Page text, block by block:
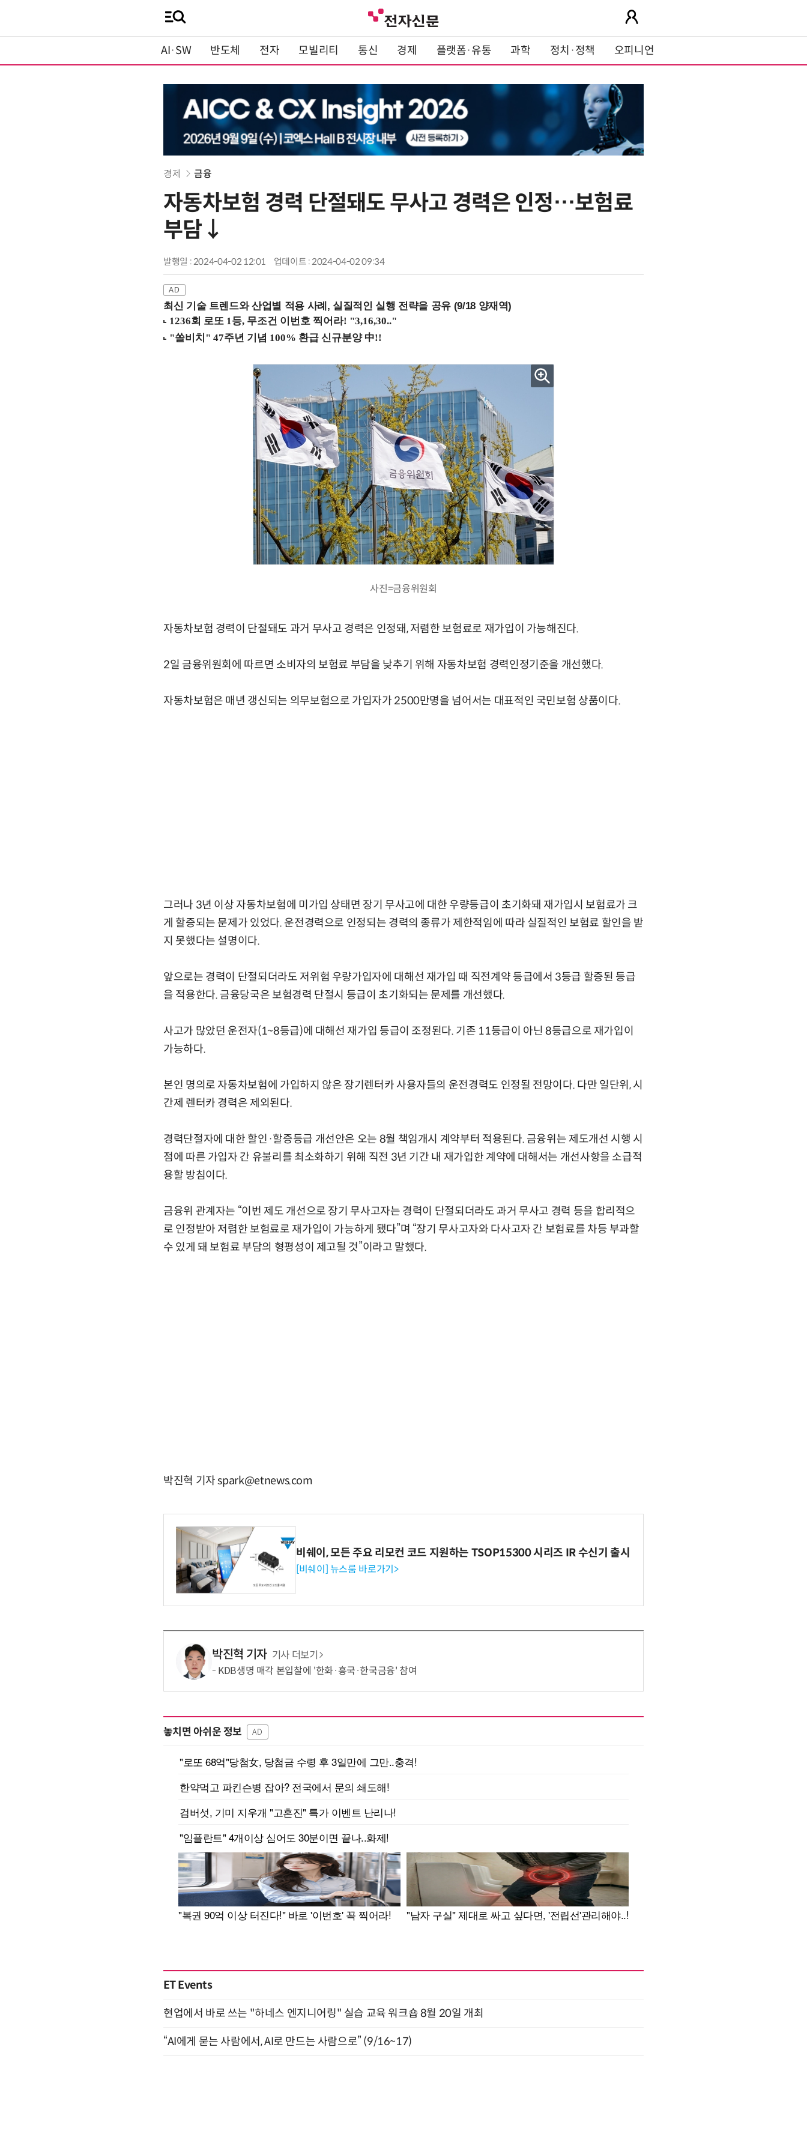
AI·SW 반도체 전자 모빌리티 통신 경제 플랫폼·유통 과학 정치·정책 오피니언
경제 금융
자동차보험 경력 단절돼도 무사고 경력은 인정…보험료
부담↓
발행일 : 2024-04-02 12:01 업데이트 : 2024-04-02 09:34
최신 기술 트렌드와 산업별 적용 사례, 실질적인 실행 전략을 공유 (9/18 양재역)
사진=금융위원회
자동차보험 경력이 단절돼도 과거 무사고 경력은 인정돼, 저렴한 보험료로 재가입이 가능해진다.
2일 금융위원회에 따르면 소비자의 보험료 부담을 낮추기 위해 자동차보험 경력인정기준을 개선했다.
자동차보험은 매년 갱신되는 의무보험으로 가입자가 2500만명을 넘어서는 대표적인 국민보험 상품이다.
그러나 3년 이상 자동차보험에 미가입 상태면 장기 무사고에 대한 우량등급이 초기화돼 재가입시 보험료가 크
게 할증되는 문제가 있었다. 운전경력으로 인정되는 경력의 종류가 제한적임에 따라 실질적인 보험료 할인을 받
지 못했다는 설명이다.
앞으로는 경력이 단절되더라도 저위험 우량가입자에 대해선 재가입 때 직전계약 등급에서 3등급 할증된 등급
을 적용한다. 금융당국은 보험경력 단절시 등급이 초기화되는 문제를 개선했다.
사고가 많았던 운전자(1~8등급)에 대해선 재가입 등급이 조정된다. 기존 11등급이 아닌 8등급으로 재가입이
가능하다.
본인 명의로 자동차보험에 가입하지 않은 장기렌터카 사용자들의 운전경력도 인정될 전망이다. 다만 일단위, 시
간제 렌터카 경력은 제외된다.
경력단절자에 대한 할인·할증등급 개선안은 오는 8월 책임개시 계약부터 적용된다. 금융위는 제도개선 시행 시
점에 따른 가입자 간 유불리를 최소화하기 위해 직전 3년 기간 내 재가입한 계약에 대해서는 개선사항을 소급적
용할 방침이다.
금융위 관계자는 “이번 제도 개선으로 장기 무사고자는 경력이 단절되더라도 과거 무사고 경력 등을 합리적으
로 인정받아 저렴한 보험료로 재가입이 가능하게 됐다”며 “장기 무사고자와 다사고자 간 보험료를 차등 부과할
수 있게 돼 보험료 부담의 형평성이 제고될 것”이라고 말했다.
박진혁 기자 spark@etnews.com
비쉐이, 모든 주요 리모컨 코드 지원하는 TSOP15300 시리즈 IR 수신기 출시
[비쉐이] 뉴스룸 바로가기>
박진혁 기자 기사 더보기
KDB생명 매각 본입찰에 '한화·흥국·한국금융' 참여
놓치면 아쉬운 정보 AD
ET Events
현업에서 바로 쓰는 "하네스 엔지니어링" 실습 교육 워크숍 8월 20일 개최
“AI에게 묻는 사람에서, AI로 만드는 사람으로” (9/16~17)